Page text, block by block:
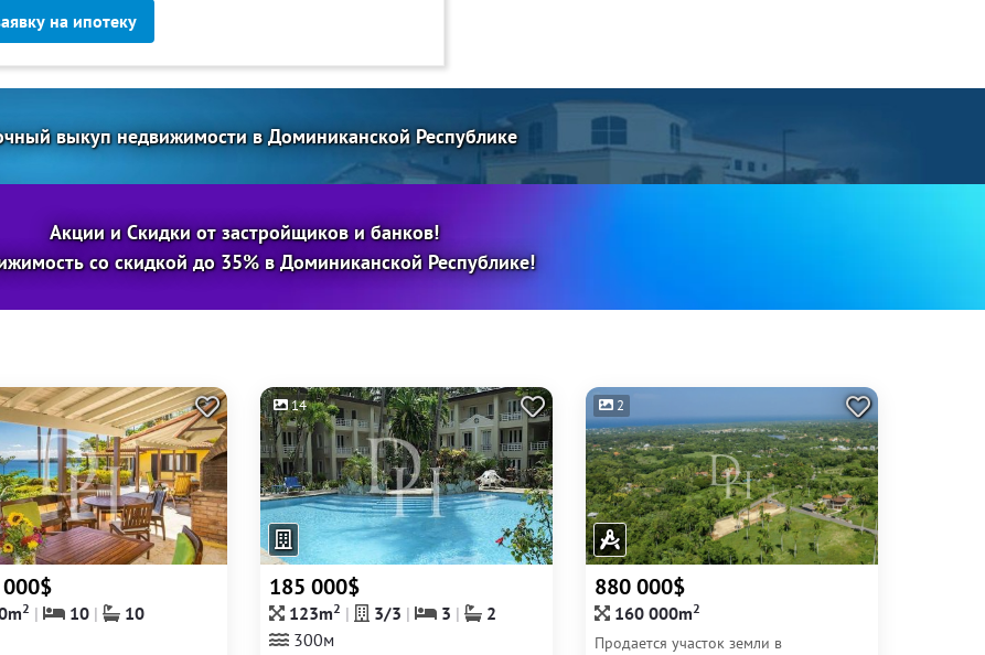
на ипотеку
выкуп недвижимости в Доминиканской Республике
Акции и Скидки от застройщиков и банков!
со скидкой до 35% в Доминиканской Республике!
2 10
10
14
185 000$
123m2 3/3 3
2
300м
2
880 000$
160 000m2
Продается участок земли в